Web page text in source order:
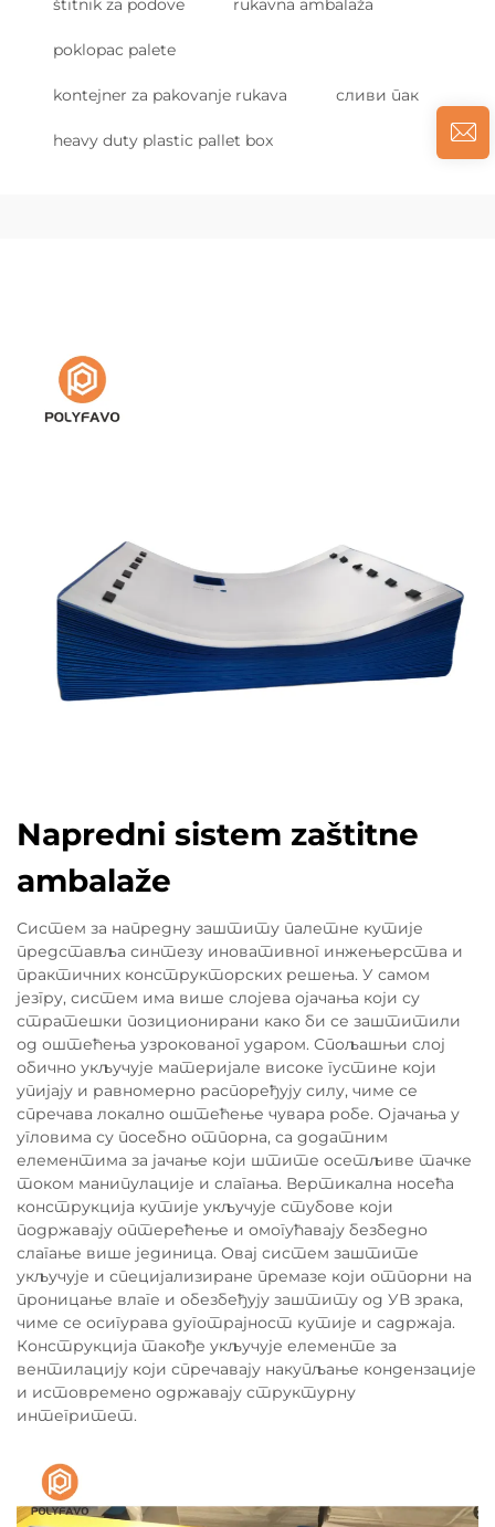
štitnik za podove rukavna ambalaža
poklopac palete
kontejner za pakovanje rukava сливи пак
heavy duty plastic pallet box
Napredni sistem zaštitne
ambalaže
Систем за напредну заштиту палетне кутије
представља синтезу иновативног инжењерства и
практичних конструкторских решења. У самом
језгру, систем има више слојева ојачања који су
стратешки позиционирани како би се заштитили
од оштећења узрокованог ударом. Спољашњи слој
обично укључује материјале високе густине који
упијају и равномерно распоређују силу, чиме се
спречава локално оштећење чувара робе. Ојачања у
угловима су посебно отпорна, са додатним
елементима за јачање који штите осетљиве тачке
током манипулације и слагања. Вертикална носећа
конструкција кутије укључује стубове који
подржавају оптерећење и омогућавају безбедно
слагање више јединица. Овај систем заштите
укључује и специјализиране премазе који отпорни на
проницање влаге и обезбеђују заштиту од УВ зрака,
чиме се осигурава дуготрајност кутије и садржаја.
Конструкција такође укључује елементе за
вентилацију који спречавају накупљање кондензације
и истовремено одржавају структурну
интегритет.